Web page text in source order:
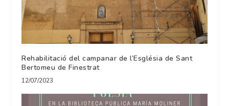
Rehabilitació del campanar de l’Església de Sant
Bertomeu de Finestrat
12/07/2023